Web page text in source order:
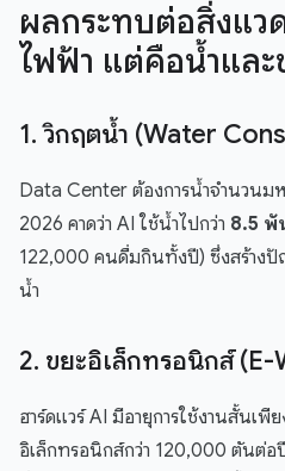
ผลกระทบต่อสิ่งแว
ไฟฟ้า แต่คือน้ำและ
1. วิกฤตน้ำ (Water
Data Center ต้องการน้ำจำนวนม
2026 คาดว่า AI ใช้น้ำไปกว่า 8.5 พั
122,000 คนดื่มกินทั้งปี) ซึ่งสร้า
น้ำ
2. ขยะอิเล็กทรอนิกส์ (E-
ฮาร์ดแวร์ AI มีอายุการใช้งานสั้นเพี
อิเล็กทรอนิกส์กว่า 120,000 ตันต่